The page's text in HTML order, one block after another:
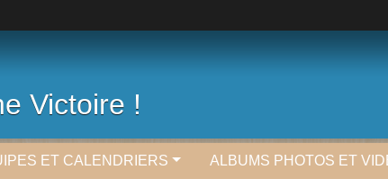
Victoire !
ET CALENDRIERS ALBUMS PHOTOS ET